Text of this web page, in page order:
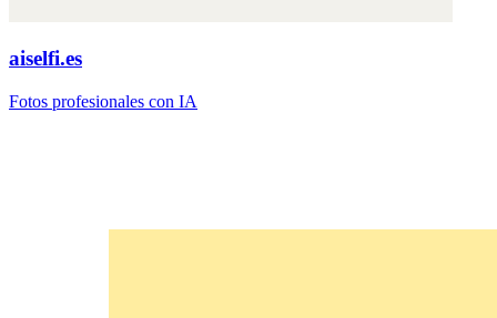
aiselfi.es
Fotos profesionales con IA